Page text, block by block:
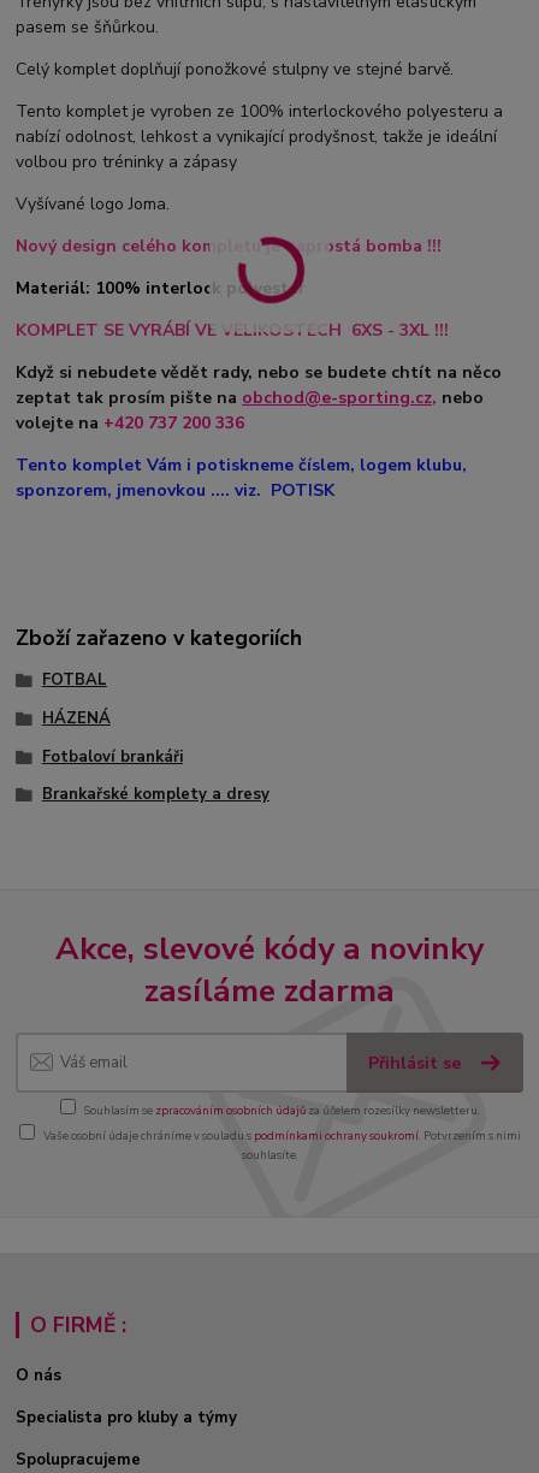
pasem se šňůrkou.
Celý komplet doplňují ponožkové stulpny ve stejné barvě.
Tento komplet je vyroben ze 100% interlockového polyesteru a
nabízí odolnost, lehkost a vynikající prodyšnost, takže je ideální
volbou pro tréninky a zápasy
Vyšívané logo Joma.
Nový design celého kompletu je naprostá bomba !!!
Materiál: 100% interlock polyester
KOMPLET SE VYRÁBÍ VE VELIKOSTECH 6XS - 3XL !!!
Když si nebudete vědět rady, nebo se budete chtít na něco
zeptat tak prosím pište na obchod@e-sporting.cz, nebo
volejte na +420 737 200 336
Tento komplet Vám i potiskneme číslem, logem klubu,
sponzorem, jmenovkou .... viz. POTISK
Zboží zařazeno v kategoriích
FOTBAL
HÁZENÁ
Fotbaloví brankáři
Brankařské komplety a dresy
Akce, slevové kódy a novinky
zasíláme zdarma
Přihlásit se
Souhlasím se zpracováním osobních údajůza účelem rozesílky newsletteru.
Vaše osobní údaje chráníme v souladu s podmínkami ochrany soukromí. Potvrzením s nimi
souhlasíte.
O FIRMĚ :
O nás
Specialista pro kluby a týmy
Spolupracujeme